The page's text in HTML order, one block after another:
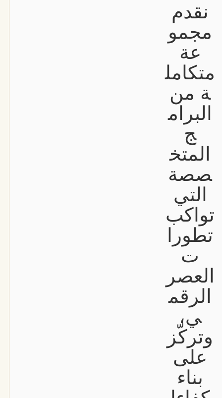
نقدم
مجمو
عة
متكامل
ة من
البرام
ج
المتخ
صصة
التي
تواكب
تطورا
ت
العصر
الرقم
ي،
وتركّز
على
بناء